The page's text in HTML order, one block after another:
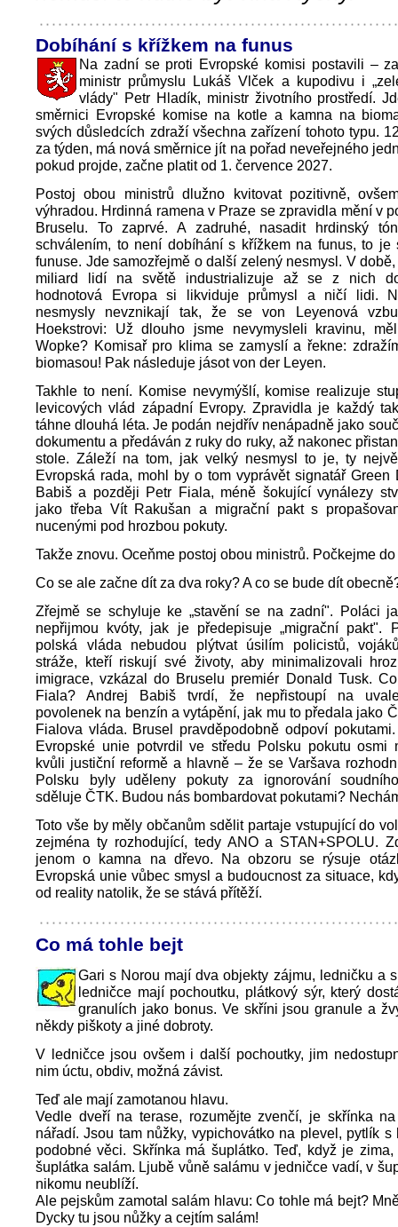
Dobíhání s křížkem na funus
Na zadní se proti Evropské komisi postavili –
ministr průmyslu Lukáš Vlček a kupodivu i
vlády" Petr Hladík, ministr životního prostředí.
směrnici Evropské komise na kotle a kamna na
svých důsledcích zdraží všechna zařízení tohoto typu.
za týden, má nová směrnice jít na pořad neveřejného
pokud projde, začne platit od 1. července 2027.
Postoj obou ministrů dlužno kvitovat pozitivně,
výhradou. Hrdinná ramena v Praze se zpravidla mění v
Bruselu. To zaprvé. A zadruhé, nasadit hrdinský
schválením, to není dobíhání s křížkem na funus, to je
funuse. Jde samozřejmě o další zelený nesmysl. V
miliard lidí na světě industrializuje až se z nich
hodnotová Evropa si likviduje průmysl a ničí lidi.
nesmysly nevznikají tak, že se von Leyenová
Hoekstrovi: Už dlouho jsme nevymysleli kravinu,
Wopke? Komisař pro klima se zamyslí a řekne:
biomasou! Pak následuje jásot von der Leyen.
Takhle to není. Komise nevymýšlí, komise realizuje
levicových vlád západní Evropy. Zpravidla je každý
táhne dlouhá léta. Je podán nejdřív nenápadně jako
dokumentu a předáván z ruky do ruky, až nakonec
stole. Záleží na tom, jak velký nesmysl to je, ty
Evropská rada, mohl by o tom vyprávět signatář Green
Babiš a později Petr Fiala, méně šokující vynálezy
jako třeba Vít Rakušan a migrační pakt s
nucenými pod hrozbou pokuty.
Takže znovu. Oceňme postoj obou ministrů. Počkejme
Co se ale začne dít za dva roky? A co se bude dít
Zřejmě se schyluje ke „stavění se na zadní". Poláci
nepřijmou kvóty, jak je předepisuje „migrační pakt".
polská vláda nebudou plýtvat úsilím policistů,
stráže, kteří riskují své životy, aby minimalizovali
imigrace, vzkázal do Bruselu premiér Donald Tusk.
Fiala? Andrej Babiš tvrdí, že nepřistoupí na
povolenek na benzín a vytápění, jak mu to předala jako
Fialova vláda. Brusel pravděpodobně odpoví
Evropské unie potvrdil ve středu Polsku pokutu osmi
kvůli justiční reformě a hlavně – že se Varšava
Polsku byly uděleny pokuty za ignorování
sděluje ČTK. Budou nás bombardovat pokutami?
Toto vše by měly občanům sdělit partaje vstupující do
zejména ty rozhodující, tedy ANO a STAN+SPOLU.
jenom o kamna na dřevo. Na obzoru se rýsuje
Evropská unie vůbec smysl a budoucnost za situace,
od reality natolik, že se stává přítěží.
Co má tohle bejt
Gari s Norou mají dva objekty zájmu, ledničku a
ledničce mají pochoutku, plátkový sýr, který
granulích jako bonus. Ve skříni jsou granule a
někdy piškoty a jiné dobroty.
V ledničce jsou ovšem i další pochoutky, jim
nim úctu, obdiv, možná závist.
Teď ale mají zamotanou hlavu.
Vedle dveří na terase, rozumějte zvenčí, je skřínka
nářadí. Jsou tam nůžky, vypichovátko na plevel, pytlík s
podobné věci. Skřínka má šuplátko. Teď, když je
šuplátka salám. Ljubě vůně salámu v jedničce vadí, v
nikomu neublíží.
Ale pejskům zamotal salám hlavu: Co tohle má bejt?
Dycky tu jsou nůžky a cejtím salám!